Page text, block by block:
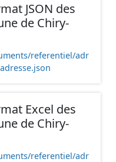
JSON des
de Chiry-
referentiel/adr
Excel des
de Chiry-
referentiel/adr